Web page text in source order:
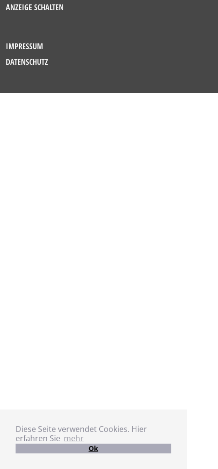
Diese Seite verwendet Cookies. Hier
erfahren Sie mehr
Ok
ANZEIGE SCHALTEN
IMPRESSUM
DATENSCHUTZ